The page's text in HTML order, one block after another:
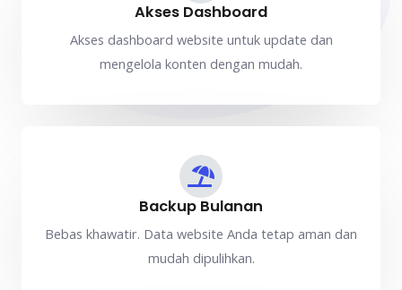
Akses Dashboard
Akses dashboard website untuk update dan
mengelola konten dengan mudah.
Backup Bulanan
Bebas khawatir. Data website Anda tetap aman dan
mudah dipulihkan.